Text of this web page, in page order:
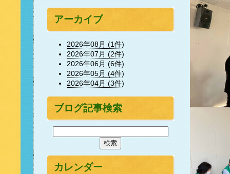
アーカイブ
2026年08月 (1件)
2026年07月 (2件)
2026年06月 (6件)
2026年05月 (4件)
2026年04月 (3件)
ブログ記事検索
カレンダー